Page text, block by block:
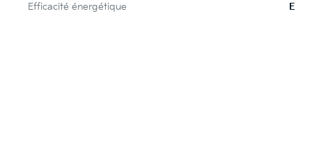
Efficacité énergétique E